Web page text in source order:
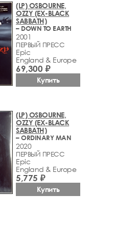
(LP) OSBOURNE,
OZZY (EX-BLACK
SABBATH)
– DOWN TO EARTH
2001
ПЕРВЫЙ ПРЕСС
Epic
England & Europe
69,300 ₽
Купить
(LP) OSBOURNE,
OZZY (EX-BLACK
SABBATH)
– ORDINARY MAN
2020
ПЕРВЫЙ ПРЕСС
Epic
England & Europe
5,775 ₽
Купить